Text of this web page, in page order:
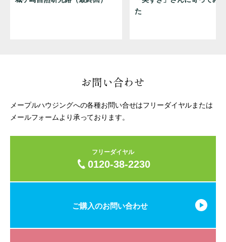
た
お問い合わせ
メープルハウジングへの各種お問い合せはフリーダイヤルまたは
メールフォームより承っております。
フリーダイヤル
0120-38-2230
ご購入のお問い合わせ